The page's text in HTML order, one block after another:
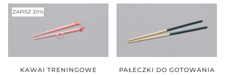
ZAPISZ 20%
KAWAI TRENINGOWE
PAŁECZKI DO GOTOWANIA